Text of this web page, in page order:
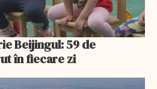
Beijingul: 59 de
în fiecare zi